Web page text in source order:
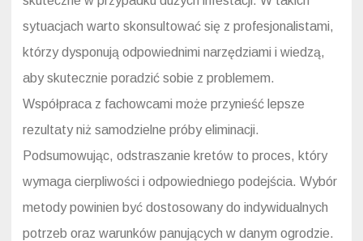
sytuacjach warto skonsultować się z profesjonalistami,
którzy dysponują odpowiednimi narzędziami i wiedzą,
aby skutecznie poradzić sobie z problemem.
Współpraca z fachowcami może przynieść lepsze
rezultaty niż samodzielne próby eliminacji.
Podsumowując, odstraszanie kretów to proces, który
wymaga cierpliwości i odpowiedniego podejścia. Wybór
metody powinien być dostosowany do indywidualnych
potrzeb oraz warunków panujących w danym ogrodzie.